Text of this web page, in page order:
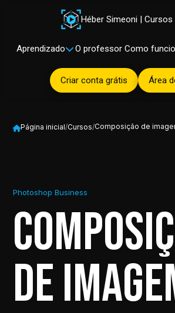
Héber Simeoni | Cursos
Aprendizado O professor Como
Criar conta grátis Área
Página inicial/Cursos/Composição de
Photoshop Business
de